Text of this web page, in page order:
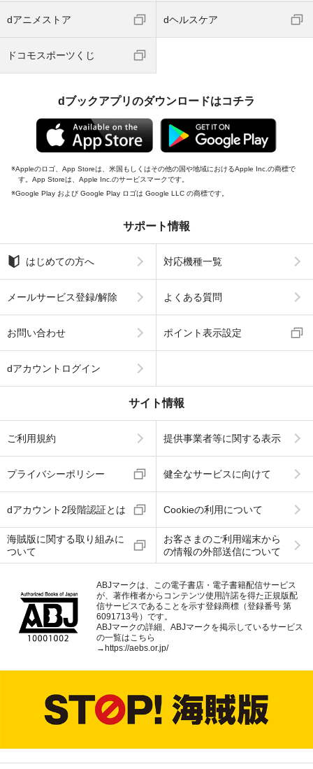
dアニメストア dヘルスケア
ドコモスポーツくじ
dブックアプリのダウンロードはコチラ
Appleのロゴ、App Storeは、米国もしくはその他の国や地域におけるApple Inc.の商標で
す。App Storeは、Apple Inc.のサービスマークです。
Google Play および Google Play ロゴは Google LLC の商標です。
サポート情報
はじめての方へ 対応機種一覧
メールサービス登録/解除 よくある質問
お問い合わせ ポイント表示設定
dアカウントログイン
サイト情報
ご利用規約 提供事業者等に関する表示
プライバシーポリシー 健全なサービスに向けて
dアカウント2段階認証とは Cookieの利用について
海賊版に関する取り組みに
ついて
お客さまのご利用端末から
の情報の外部送信について
ABJマークは、この電子書店・電子書籍配信サービス
が、著作権者からコンテンツ使用許諾を得た正規版配
信サービスであることを示す登録商標（登録番号 第
6091713号）です。
ABJマークの詳細、ABJマークを掲示しているサービス
の一覧はこちら
→ https://aebs.or.jp/